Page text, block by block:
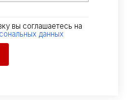
вы соглашаетесь на
данных